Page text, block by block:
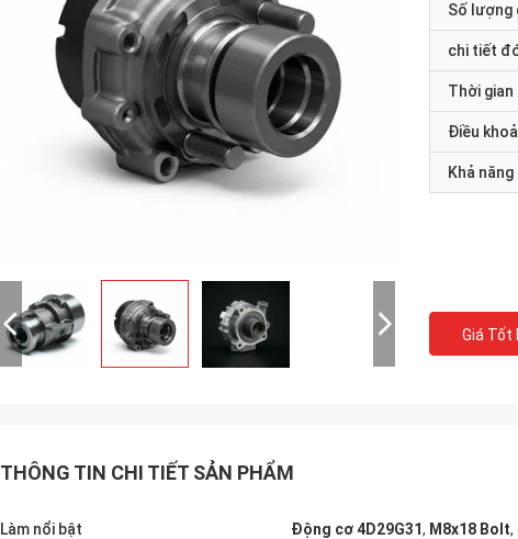
Số lượng
chi tiết
Thời gian
Điều
Khả
Giá Tốt
THÔNG TIN CHI TIẾT SẢN PHẨM
Làm nổi bật Động cơ 4D29G31, M8x18 Bolt,